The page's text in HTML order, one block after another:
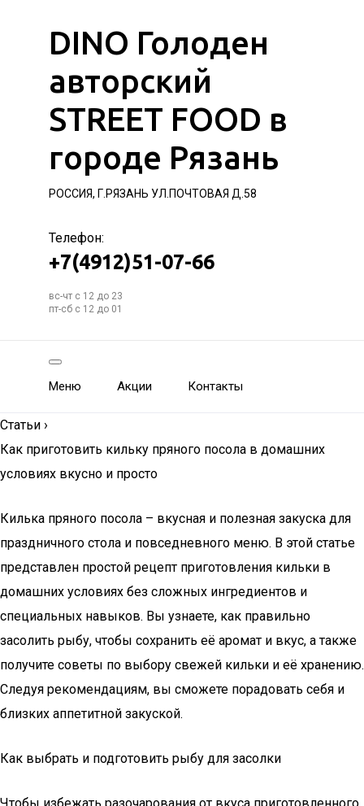
DINO Голоден
авторский
STREET FOOD в
городе Рязань
РОССИЯ, Г.РЯЗАНЬ УЛ.ПОЧТОВАЯ Д.58
Телефон:
+7(4912)51-07-66
вс-чт с 12 до 23
пт-сб с 12 до 01
Меню Акции Контакты
Статьи ›
Как приготовить кильку пряного посола в домашних
условиях вкусно и просто
Килька пряного посола – вкусная и полезная закуска для
праздничного стола и повседневного меню. В этой статье
представлен простой рецепт приготовления кильки в
домашних условиях без сложных ингредиентов и
специальных навыков. Вы узнаете, как правильно
засолить рыбу, чтобы сохранить её аромат и вкус, а также
получите советы по выбору свежей кильки и её хранению.
Следуя рекомендациям, вы сможете порадовать себя и
близких аппетитной закуской.
Как выбрать и подготовить рыбу для засолки